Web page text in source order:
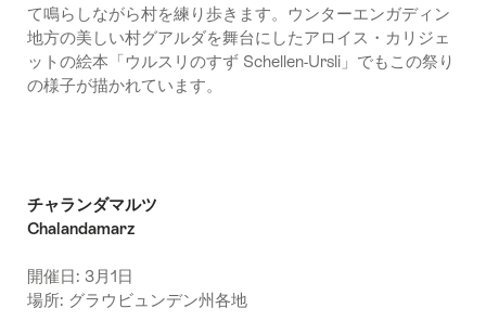
て鳴らしながら村を練り歩きます。ウンターエンガディン
地方の美しい村グアルダを舞台にしたアロイス・カリジェ
ットの絵本「ウルスリのすず Schellen-Ursli」でもこの祭り
の様子が描かれています。
チャランダマルツ
Chalandamarz
開催日: 3月1日
場所: グラウビュンデン州各地